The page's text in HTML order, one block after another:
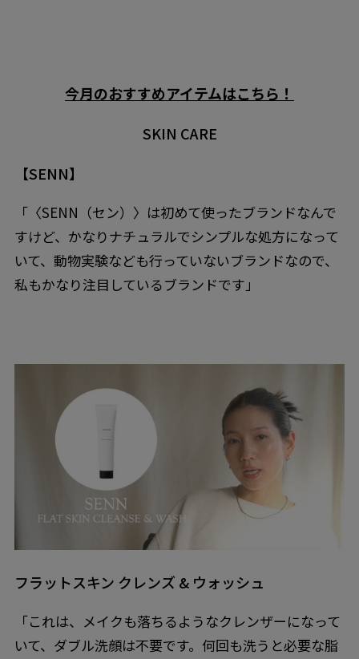
今月のおすすめアイテムはこちら！
SKIN CARE
【SENN】
「〈SENN（セン）〉は初めて使ったブランドなんで
すけど、かなりナチュラルでシンプルな処方になって
いて、動物実験なども行っていないブランドなので、
私もかなり注目しているブランドです」
フラットスキン クレンズ & ウォッシュ
「これは、メイクも落ちるようなクレンザーになって
いて、ダブル洗顔は不要です。何回も洗うと必要な脂